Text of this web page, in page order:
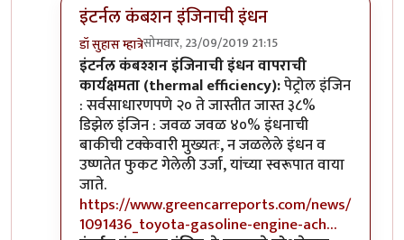
इंटर्नल कंबशन इंजिनाची इंधन
डॉ सुहास म्हात्रेसोमवार, 23/09/2019 21:15
In reply toम्हणजे कसं काय ?byअर्धवटराव
इंटर्नल कंबश्शन इंजिनाची इंधन वापराची
कार्यक्षमता (thermal efficiency):पेट्रोल इंजिन
: सर्वसाधारणपणे २० ते जास्तीत जास्त ३८%
डिझेल इंजिन : जवळ जवळ ४०% इंधनाची
बाकीची टक्केवारी मुख्यतः, न जळलेले इंधन व
उष्णतेत फुकट गेलेली उर्जा, यांच्या स्वरूपात वाया
जाते.
https://www.greencarreports.com/news/
1091436_toyota-gasoline-engine-ach…